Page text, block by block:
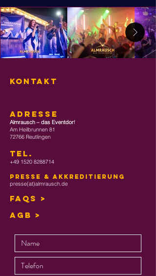
KONTAKT
ADRESSE
Almrausch – das Eventdorf
Am Heilbrunnen 81
72766 Reutlingen
TEL .
+49 1520 8288714
Presse & Akkreditierung
presse(at)almrausch.de
FAQs >
AGB >